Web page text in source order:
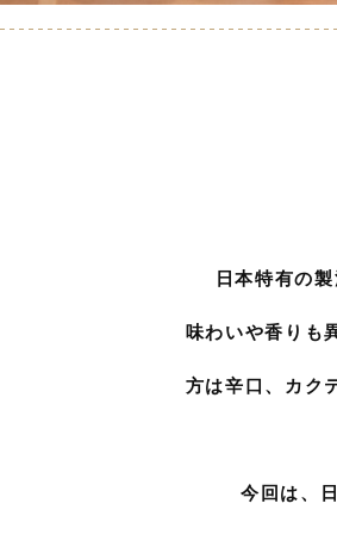
日本特有の
味わいや香りも
方は辛口、カク
今回は、